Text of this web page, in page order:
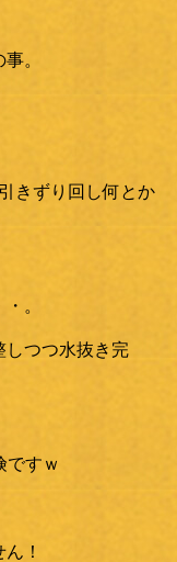
。
きずり回し何とか
。
しつつ水抜き完
ですｗ
！